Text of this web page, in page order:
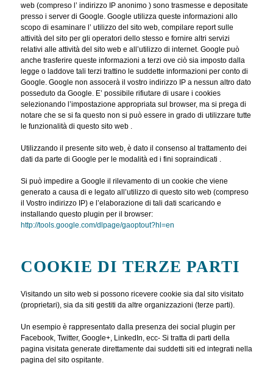
web (compreso l’ indirizzo IP anonimo ) sono trasmesse e depositate
presso i server di Google. Google utilizza queste informazioni allo
scopo di esaminare l’ utilizzo del sito web, compilare report sulle
attività del sito per gli operatori dello stesso e fornire altri servizi
relativi alle attività del sito web e all’utilizzo di internet. Google può
anche trasferire queste informazioni a terzi ove ciò sia imposto dalla
legge o laddove tali terzi trattino le suddette informazioni per conto di
Google. Google non assocerà il vostro indirizzo IP a nessun altro dato
posseduto da Google. E’ possibile rifiutare di usare i cookies
selezionando l’impostazione appropriata sul browser, ma si prega di
notare che se si fa questo non si può essere in grado di utilizzare tutte
le funzionalità di questo sito web .
Utilizzando il presente sito web, è dato il consenso al trattamento dei
dati da parte di Google per le modalità ed i fini sopraindicati .
Si può impedire a Google il rilevamento di un cookie che viene
generato a causa di e legato all’utilizzo di questo sito web (compreso
il Vostro indirizzo IP) e l’elaborazione di tali dati scaricando e
installando questo plugin per il browser:
http://tools.google.com/dlpage/gaoptout?hl=en
COOKIE DI TERZE PARTI
Visitando un sito web si possono ricevere cookie sia dal sito visitato
(proprietari), sia da siti gestiti da altre organizzazioni (terze parti).
Un esempio è rappresentato dalla presenza dei social plugin per
Facebook, Twitter, Google+, LinkedIn, ecc- Si tratta di parti della
pagina visitata generate direttamente dai suddetti siti ed integrati nella
pagina del sito ospitante.